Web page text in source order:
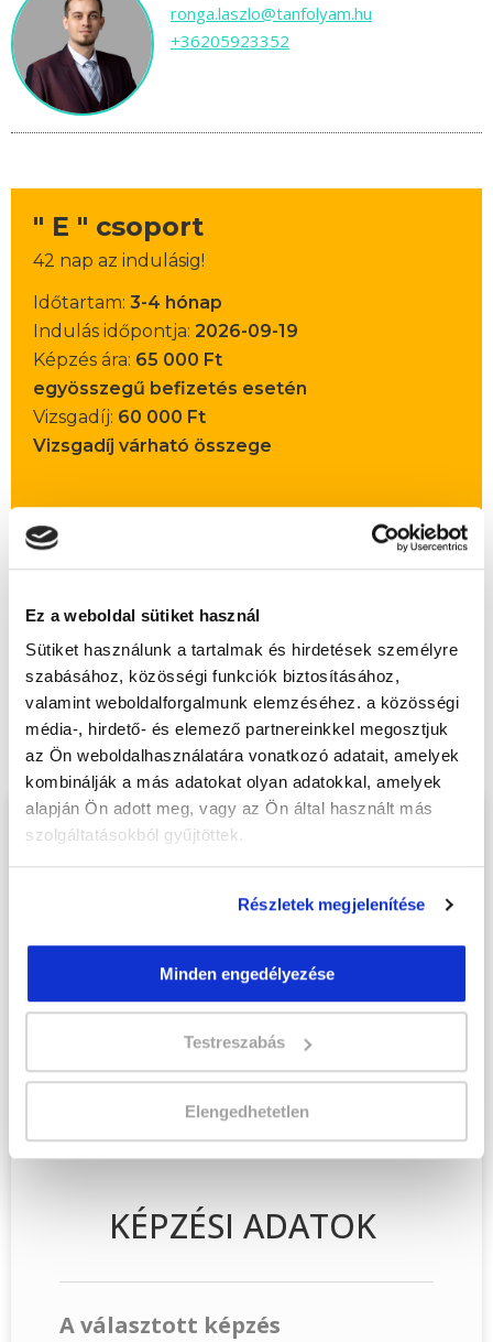
Ez a weboldal sütiket használ
Sütiket használunk a tartalmak és hirdetések személyre
szabásához, közösségi funkciók biztosításához,
valamint weboldalforgalmunk elemzéséhez. a közösségi
média-, hirdető- és elemező partnereinkkel megosztjuk
az Ön weboldalhasználatára vonatkozó adatait, amelyek
kombinálják a más adatokat olyan adatokkal, amelyek
alapján Ön adott meg, vagy az Ön által használt más
szolgáltatásokból gyűjtöttek.
Részletek megjelenítése
Minden engedélyezése
Testreszabás
Elengedhetetlen
ronga.laszlo@tanfolyam.hu
+36205923352
" E " csoport
42 nap az indulásig!
Időtartam: 3-4 hónap
Indulás időpontja: 2026-09-19
Képzés ára: 65 000 Ft
egyösszegű befizetés esetén
Vizsgadíj: 60 000 Ft
Vizsgadíj várható összege
Igen
Végezd elTársasházkezelő szakképesítés
online tanfolyam - Kiskunhalas
tanfolyamunkat és váltsd valóra az álmaidat!
Töltsd ki adatlapunkat,
hogy eljuttathassuk Hozzád
INGYENES és MINDEN
MENTES tájékoztató
anyagunkat!
Kérjük, hogy a személyi
igazolványban szereplő
adatok alapján töltsd ki az
űrlapot!
KÉPZÉSI ADATOK
A választott képzés